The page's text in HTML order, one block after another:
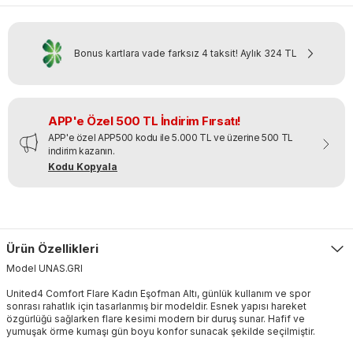
Bonus kartlara vade farksız 4 taksit! Aylık 324 TL
APP'e Özel 500 TL İndirim Fırsatı!
APP'e özel APP500 kodu ile 5.000 TL ve üzerine 500 TL
indirim kazanın.
Kodu Kopyala
Ürün Özellikleri
Model UNAS.GRI
United4 Comfort Flare Kadın Eşofman Altı, günlük kullanım ve spor
sonrası rahatlık için tasarlanmış bir modeldir. Esnek yapısı hareket
özgürlüğü sağlarken flare kesimi modern bir duruş sunar. Hafif ve
yumuşak örme kumaşı gün boyu konfor sunacak şekilde seçilmiştir.